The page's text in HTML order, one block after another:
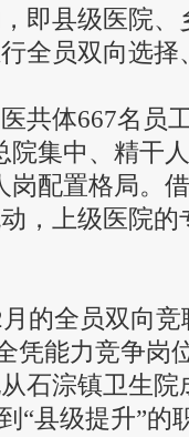
即县级医院
全员双向选择
体667名员
院集中、精干
岗配置格局。
，上级医院
全员双向竞
凭能力竞争岗
石淙镇卫生
“县级提升”的